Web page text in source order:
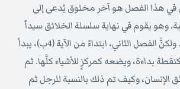
في هذا الفصل هو آخر مخلوق يُدعى إلى
وهو يقوم في نهاية سلسلة الخلائق سيداً
للطبيعة وملكاً للأرض. ولكنَّ الفصل الثاني، ابتداءً من الآية (4ب)، يبدأ
بداءة، ويضعه كمركزٍ للأشياء كلَّها. ثم
وكيف تم ذلك بالنسبة للرجل ثم